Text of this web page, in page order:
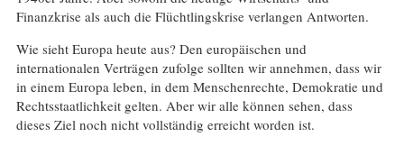
Finanzkrise als auch die Flüchtlingskrise verlangen Antworten.
Wie sieht Europa heute aus? Den europäischen und
internationalen Verträgen zufolge sollten wir annehmen, dass wir
in einem Europa leben, in dem Menschenrechte, Demokratie und
Rechtsstaatlichkeit gelten. Aber wir alle können sehen, dass
dieses Ziel noch nicht vollständig erreicht worden ist.